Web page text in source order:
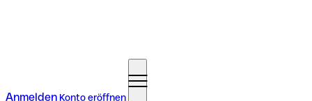
Anmelden Konto eröffnen